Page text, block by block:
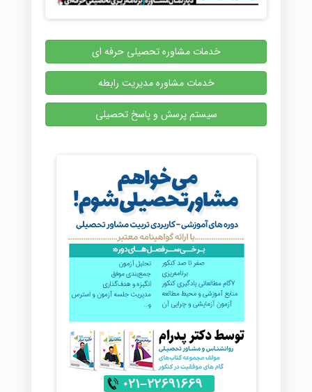
خدمات مشاوره تحصیلی حرفه ای
خدمات مشاوره مدیریت رابطه
سیستم پرسش و پاسخ تحصیلی